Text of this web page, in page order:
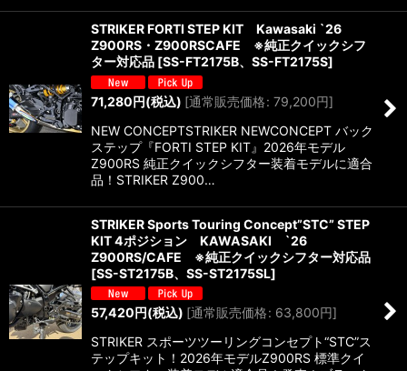
STRIKER FORTI STEP KIT Kawasaki `26
Z900RS・Z900RSCAFE ※純正クイックシフ
ター対応品 [SS-FT2175B、SS-FT2175S]
71,280円(税込) [通常販売価格: 79,200円]
NEW CONCEPTSTRIKER NEWCONCEPT バック
ステップ『FORTI STEP KIT』2026年モデル
Z900RS 純正クイックシフター装着モデルに適合
品！STRIKER Z900…
STRIKER Sports Touring Concept”STC” STEP
KIT 4ポジション KAWASAKI `26
Z900RS/CAFE ※純正クイックシフター対応品
[SS-ST2175B、SS-ST2175SL]
57,420円(税込) [通常販売価格: 63,800円]
STRIKER スポーツツーリングコンセプト“STC”ス
テップキット！2026年モデルZ900RS 標準クイ